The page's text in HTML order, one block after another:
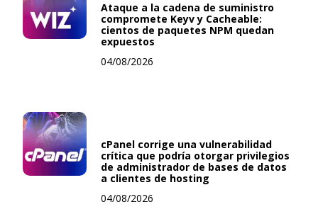
Ataque a la cadena de suministro
compromete Keyv y Cacheable:
cientos de paquetes NPM quedan
expuestos
04/08/2026
cPanel corrige una vulnerabilidad
crítica que podría otorgar privilegios
de administrador de bases de datos
a clientes de hosting
04/08/2026